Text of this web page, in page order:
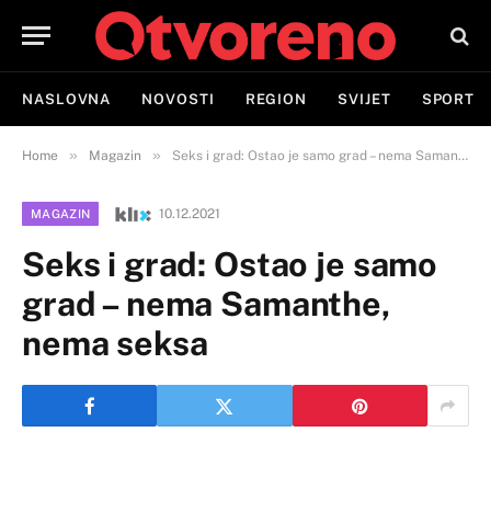
NASLOVNA NOVOSTI REGION SVIJET SPORT
Home » Magazin » Seks i grad: Ostao je samo grad – nema Samanthe, nema seksa
MAGAZIN 10.12.2021
Seks i grad: Ostao je samo
grad – nema Samanthe,
nema seksa